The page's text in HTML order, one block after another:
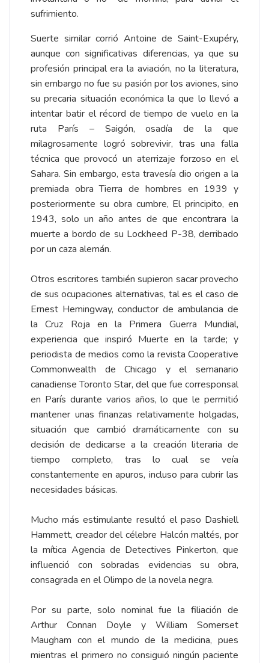
sufrimiento.
Suerte similar corrió Antoine de Saint-Exupéry,
aunque con significativas diferencias, ya que su
profesión principal era la aviación, no la literatura,
sin embargo no fue su pasión por los aviones, sino
su precaria situación económica la que lo llevó a
intentar batir el récord de tiempo de vuelo en la
ruta París – Saigón, osadía de la que
milagrosamente logró sobrevivir, tras una falla
técnica que provocó un aterrizaje forzoso en el
Sahara. Sin embargo, esta travesía dio origen a la
premiada obra Tierra de hombres en 1939 y
posteriormente su obra cumbre, El principito, en
1943, solo un año antes de que encontrara la
muerte a bordo de su Lockheed P-38, derribado
por un caza alemán.
Otros escritores también supieron sacar provecho
de sus ocupaciones alternativas, tal es el caso de
Ernest Hemingway, conductor de ambulancia de
la Cruz Roja en la Primera Guerra Mundial,
experiencia que inspiró Muerte en la tarde; y
periodista de medios como la revista Cooperative
Commonwealth de Chicago y el semanario
canadiense Toronto Star, del que fue corresponsal
en París durante varios años, lo que le permitió
mantener unas finanzas relativamente holgadas,
situación que cambió dramáticamente con su
decisión de dedicarse a la creación literaria de
tiempo completo, tras lo cual se veía
constantemente en apuros, incluso para cubrir las
necesidades básicas.
Mucho más estimulante resultó el paso Dashiell
Hammett, creador del célebre Halcón maltés, por
la mítica Agencia de Detectives Pinkerton, que
influenció con sobradas evidencias su obra,
consagrada en el Olimpo de la novela negra.
Por su parte, solo nominal fue la filiación de
Arthur Connan Doyle y William Somerset
Maugham con el mundo de la medicina, pues
mientras el primero no consiguió ningún paciente